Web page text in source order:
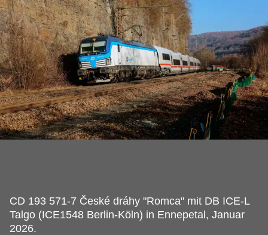
CD 193 571-7 České dráhy "Romca" mit DB ICE-L
Talgo (ICE1548 Berlin-Köln) in Ennepetal, Januar
2026.